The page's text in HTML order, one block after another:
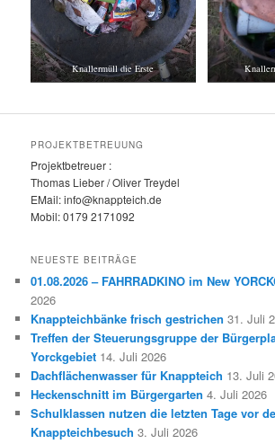
Knallermüll die Erste
PROJEKTBETREUUNG
Projektbetreuer :
Thomas Lieber / Oliver Treydel
EMail: info@knappteich.de
Mobil: 0179 2171092
NEUESTE BEITRÄGE
01.08.2026 – FAHRRADKINO im New
2026
Knappteichbänke frisch gestrichen 31. Juli
Treffen der Steuerungsgruppe der
Yorckgebiet 14. Juli 2026
Dachflächenwasser für Knappteich 13. Juli
Heckenschnitt im Bürgergarten 4. Juli 2026
Schulklassen nutzen die letzten Tage vor
Knappteichbesuch 3. Juli 2026